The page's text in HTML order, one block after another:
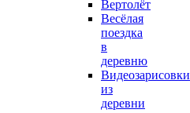
Вертолёт
Весёлая
поездка
в
деревню
Видеозарисовки
из
деревни